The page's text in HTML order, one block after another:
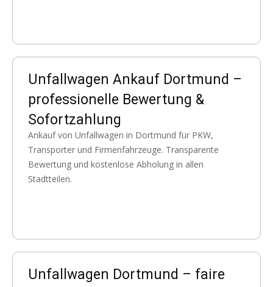
Unfallwagen Ankauf Dortmund –
professionelle Bewertung &
Sofortzahlung
Ankauf von Unfallwagen in Dortmund für PKW,
Transporter und Firmenfahrzeuge. Transparente
Bewertung und kostenlose Abholung in allen
Stadtteilen.
Unfallwagen Dortmund – faire